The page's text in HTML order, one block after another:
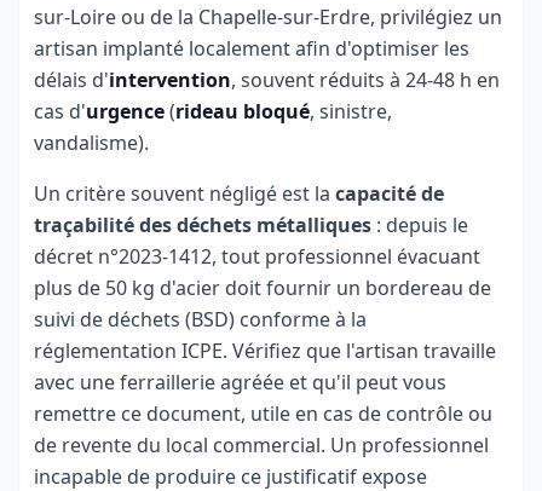
sur-Loire ou de la Chapelle-sur-Erdre, privilégiez un
artisan implanté localement afin d'optimiser les
délais d'intervention, souvent réduits à 24-48 h en
cas d'urgence(rideau bloqué, sinistre,
vandalisme).
Un critère souvent négligé est la capacité de
traçabilité des déchets métalliques : depuis le
décret n°2023-1412, tout professionnel évacuant
plus de 50 kg d'acier doit fournir un bordereau de
suivi de déchets (BSD) conforme à la
réglementation ICPE. Vérifiez que l'artisan travaille
avec une ferraillerie agréée et qu'il peut vous
remettre ce document, utile en cas de contrôle ou
de revente du local commercial. Un professionnel
incapable de produire ce justificatif expose